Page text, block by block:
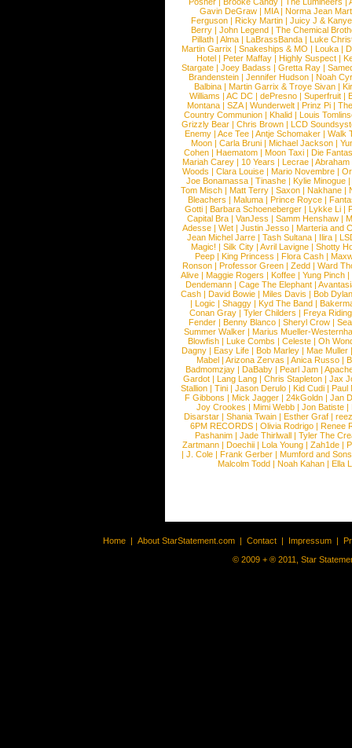
Gavin DeGraw | MIA| Norma Jean
Ferguson | Ricky Martin | Juicy J &
Berry | John Legend | The Chemical
Pillath |Alma |LaBrassBanda |Luke
Martin Garrix | Snakeships & MO | Louka |
Hotel | Peter Maffay | Highly Suspect |
Stargate |Joey Badass |Gretta Ray |
Brandenstein |Jennifer Hudson |Noah
Balbina | Martin Garrix & Troye Sivan |
Williams |AC DC |dePresno |Superfruit |
Montana |SZA|Wunderwelt |Prinz Pi |
Country Communion | Khalid | Louis
Grizzly Bear | Chris Brown | LCD
Enemy | Ace Tee | Antje Schomaker | Walk
Moon |Carla Bruni |Michael Jackson |
Cohen |Haematom |Moon Taxi |Die
Mariah Carey | 10 Years | Lecrae | Abraham
Woods |Clara Louise |Mario Novembre |
Joe Bonamassa | Tinashe | Kylie Minogue |
Tom Misch |Matt Terry |Saxon |Nakhane |
Bleachers | Maluma | Prince Royce |
Gotti |Barbara Schoeneberger |Lykke Li |
Capital Bra |VanJess |Samm Henshaw |
Adesse |Wet |Justin Jesso |Marteria and
Jean Michel Jarre |Tash Sultana | Ilira |
Magic! | Silk City | Avril Lavigne | Shotty
Peep |King Princess |Flora Cash |
Ronson |Professor Green |Zedd |Ward
Alive |Maggie Rogers |Koffee |Yung Pinch |
Dendemann |Cage The Elephant |
Cash | David Bowie | Miles Davis | Bob Dylan
|Logic |Shaggy |Kyd The Band |
Conan Gray |Tyler Childers |Freya
Fender |Benny Blanco |Sheryl Crow |
Summer Walker |Marius Mueller-
Blowfish | Luke Combs | Celeste | Oh
Dagny |Easy Life |Bob Marley |Mae Muller
Mabel |Arizona Zervas |Anica Russo |
Badmomzjay |DaBaby |Pearl Jam |
Gardot | Lang Lang | Chris Stapleton | Jax
Stallion |Tini |Jason Derulo |Kid Cudi |Paul
F Gibbons | Mick Jagger | 24kGoldn | Jan
Joy Crookes | Mimi Webb | Jon Batiste |
Disarstar | Shania Twain | Esther Graf |
6PM RECORDS | Olivia Rodrigo | Renee
Pashanim |Jade Thirlwall |Tyler The
Zartmann | Doechii | Lola Young | Zah1de |
| J. Cole | Frank Gerber | Mumford and Sons
Malcolm Todd | Noah Kahan | Ella
Home | About StarStatement.com | Contact | Impressum |
© 2009 + ® 2011, Star